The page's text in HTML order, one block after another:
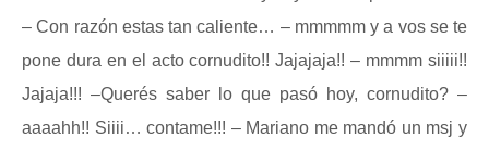
– Con razón estas tan caliente… – mmmmm y a vos se te
pone dura en el acto cornudito!! Jajajaja!! – mmmm siiiii!!
Jajaja!!! –Querés saber lo que pasó hoy, cornudito? –
aaaahh!! Siiii… contame!!! – Mariano me mandó un msj y